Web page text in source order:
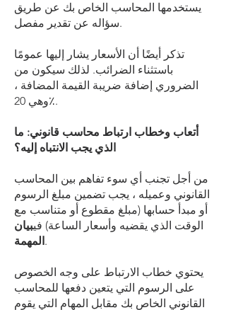
يستخدمها المحاسب الخاص بك عن طريق
سؤاله عن تقدير مفصل.
تذكر أيضًا أن الأسعار يشار إليها عمومًا
باستثناء الضرائب. لذلك سيكون من
الضروري إضافة ضريبة القيمة المضافة ،
وهي 20٪.
أتعاب وخطاب ارتباط محاسب قانوني: ما
الذي يجب الانتباه إليه؟
من أجل تجنب أي سوء تفاهم بين المحاسب
القانوني وعميله ، يجب تضمين مبلغ الرسوم
أو مبدأ حسابها (مبلغ مقطوع أو متناسب مع
الوقت الذي يقضيه وأسعار الساعة) فيبيان
المهمة.
يحتوي خطاب الارتباط على وجه الخصوص
على الرسوم التي يتعين دفعها للمحاسب
القانوني الخاص بك مقابل المهام التي يقوم